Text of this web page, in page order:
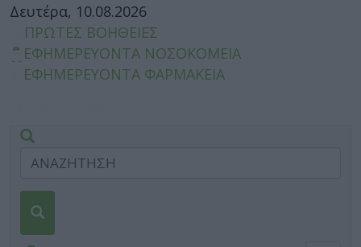
Δευτέρα, 10.08.2026
ΠΡΩΤΕΣ ΒΟΗΘΕΙΕΣ
ΕΦΗΜΕΡΕΥΟΝΤΑ ΝΟΣΟΚΟΜΕΙΑ
ΕΦΗΜΕΡΕΥΟΝΤΑ ΦΑΡΜΑΚΕΙΑ